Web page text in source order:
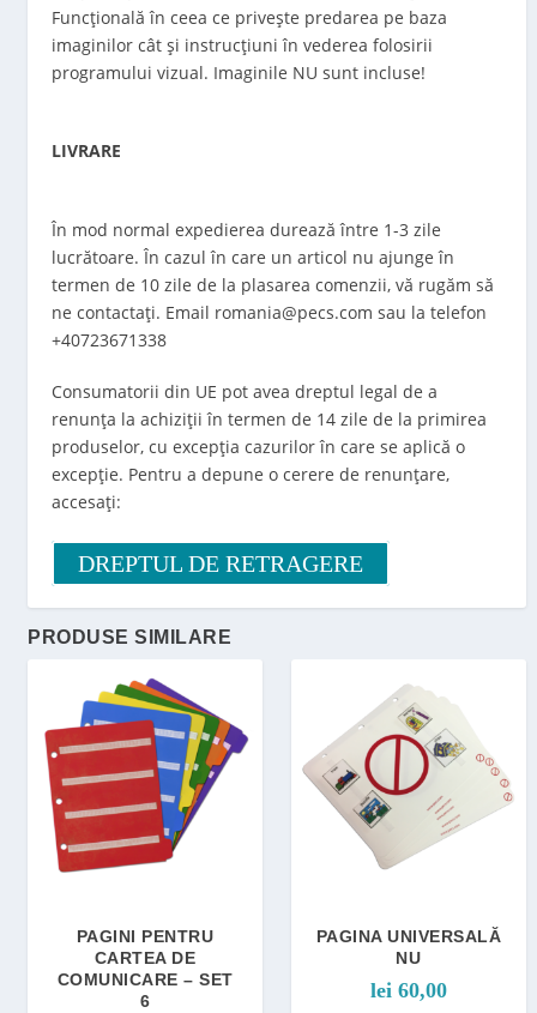
Funcțională în ceea ce privește predarea pe baza
imaginilor cât și instrucțiuni în vederea folosirii
programului vizual. Imaginile NU sunt incluse!
LIVRARE
În mod normal expedierea durează între 1-3 zile
lucrătoare.În cazul în care un articol nu ajunge în
termen de 10 zile de la plasarea comenzii, vă rugăm să
ne contactați. Email romania@pecs.com sau la telefon
+40723671338
Consumatorii din UE pot avea dreptul legal de a
renunța la achiziții în termen de 14 zile de la primirea
produselor, cu excepția cazurilor în care se aplică o
excepție. Pentru a depune o cerere de renunțare,
accesați:
DREPTUL DE RETRAGERE
PRODUSE SIMILARE
PAGINI PENTRU
CARTEA DE
COMUNICARE – SET
6
PAGINA UNIVERSALĂ
NU
lei60,00